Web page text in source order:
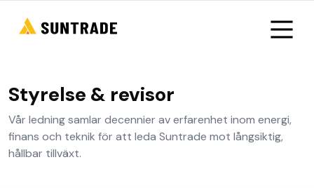
Styrelse & revisor
Vår ledning samlar decennier av erfarenhet inom energi,
finans och teknik för att leda Suntrade mot långsiktig,
hållbar tillväxt.